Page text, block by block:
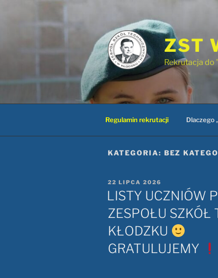
ZST
Rekrutacja
Regulamin rekrutacji Dlaczego
KATEGORIA: BEZ
OPUBLIKOWANE
W
22 LIPCA 2026
LISTY UCZNIÓW
ZESPOŁU SZKÓŁ
KŁODZKU
GRATULUJEMY